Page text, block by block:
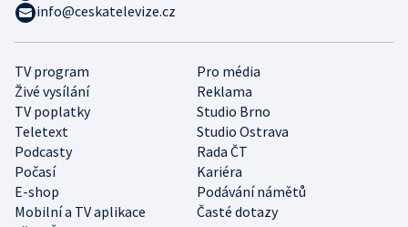
TV program
Pro média
Živé vysílání
Reklama
TV poplatky
Studio Brno
Teletext
Studio Ostrava
Podcasty
Rada ČT
Počasí
Kariéra
E-shop
Podávání námětů
Mobilní a TV aplikace
Časté dotazy
info@ceskatelevize.cz